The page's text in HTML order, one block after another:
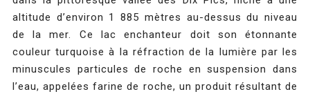
altitude d’environ 1 885 mètres au-dessus du niveau
de la mer. Ce lac enchanteur doit son étonnante
couleur turquoise à la réfraction de la lumière par les
minuscules particules de roche en suspension dans
l’eau, appelées farine de roche, un produit résultant de